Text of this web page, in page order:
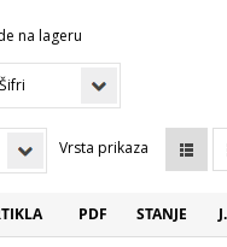
na lageru
Vrsta prikaza
PDF STANJE